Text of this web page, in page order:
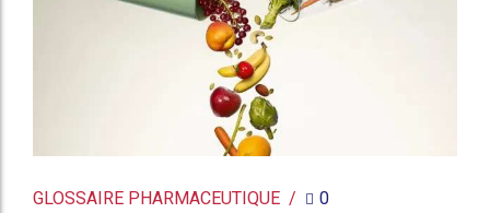
GLOSSAIRE PHARMACEUTIQUE 0